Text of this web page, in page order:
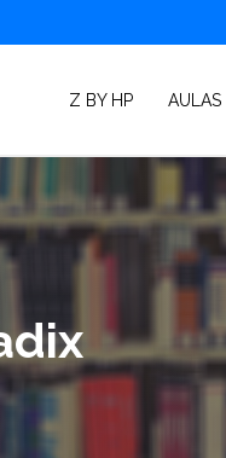
Z BY HP AULAS